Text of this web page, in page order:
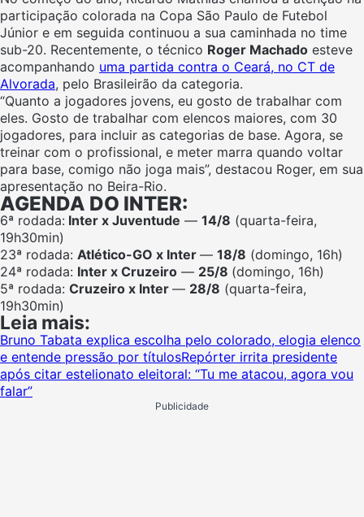
participação colorada na Copa São Paulo de Futebol
Júnior e em seguida continuou a sua caminhada no time
sub-20. Recentemente, o técnico Roger Machado esteve
acompanhando uma partida contra o Ceará, no CT de
Alvorada, pelo Brasileirão da categoria.
“Quanto a jogadores jovens, eu gosto de trabalhar com
eles. Gosto de trabalhar com elencos maiores, com 30
jogadores, para incluir as categorias de base. Agora, se
treinar com o profissional, e meter marra quando voltar
para base, comigo não joga mais”, destacou Roger, em sua
apresentação no Beira-Rio.
AGENDA DO INTER:
6ª rodada: Inter x Juventude — 14/8 (quarta-feira,
19h30min)
23ª rodada: Atlético-GO x Inter — 18/8 (domingo, 16h)
24ª rodada: Inter x Cruzeiro — 25/8 (domingo, 16h)
5ª rodada: Cruzeiro x Inter — 28/8 (quarta-feira,
19h30min)
Leia mais:
Bruno Tabata explica escolha pelo colorado, elogia elenco
e entende pressão por títulosRepórter irrita presidente
após citar estelionato eleitoral: “Tu me atacou, agora vou
falar”
Publicidade